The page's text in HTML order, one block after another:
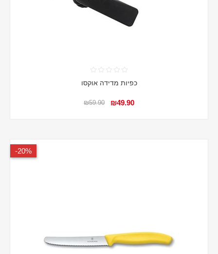
כפיות מדידה אוקסו
₪49.90
₪59.90
20%-